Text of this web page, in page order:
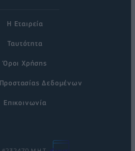
Η Εταιρεία
Ταυτότητα
Όροι Χρήσης
Προστασίας Δεδομένων
Επικοινωνία